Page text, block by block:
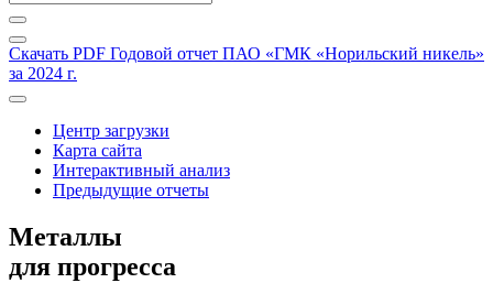
Скачать PDF Годовой отчет ПАО «ГМК «Норильский никель»
за 2024 г.
Центр загрузки
Карта сайта
Интерактивный анализ
Предыдущие отчеты
Металлы
для прогресса